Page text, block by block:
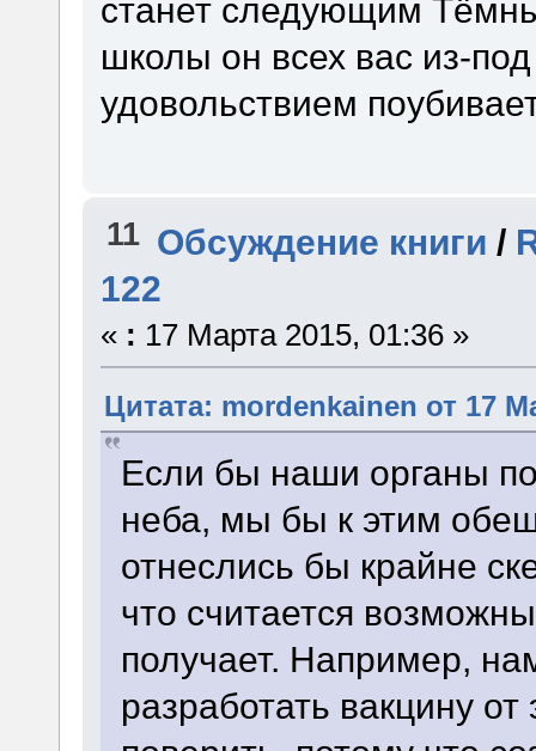
станет следующим
школы он всех вас из-
удовольствием
11 Обсуждение книги /
122
« : 17 Марта 2015, 01:36 »
Цитата: mordenkainen от 17
Если бы наши органы
неба, мы бы к этим
отнеслись бы крайне
что считается
получает. Например,
разработать вакцину